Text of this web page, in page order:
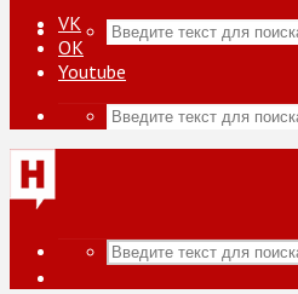
VK
ОК
Youtube